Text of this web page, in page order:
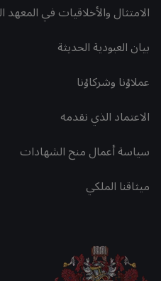
الامتثال والأخلاقيات في المعهد
بيان العبودية الحديثة
عملاؤنا وشركاؤنا
الاعتماد الذي نقدمه
سياسة أعمال منح الشهادات
ميثاقنا الملكي